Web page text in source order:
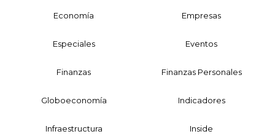
Economía Empresas
Especiales Eventos
Finanzas Finanzas Personales
Globoeconomía Indicadores
Infraestructura Inside